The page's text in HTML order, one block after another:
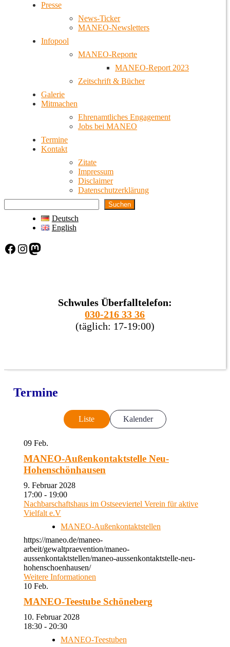
Presse
News-Ticker
MANEO-Newsletters
Infopool
MANEO-Reporte
MANEO-Report 2023
Zeitschrift & Bücher
Galerie
Mitmachen
Ehrenamtliches Engagement
Jobs bei MANEO
Termine
Kontakt
Zitate
Impressum
Disclaimer
Datenschutzerklärung
Suchen
Deutsch
English
Facebook Instagram Mastodon
Schwules Überfalltelefon:
030-216 33 36
(täglich: 17-19:00)
Termine
Liste Kalender
09 Feb.
MANEO-Außenkontaktstelle Neu-
Hohenschönhausen
9. Februar 2028
17:00 - 19:00
Nachbarschaftshaus im Ostseeviertel Verein für aktive
Vielfalt e.V
MANEO-Außenkontaktstellen
https://maneo.de/maneo-
arbeit/gewaltpraevention/maneo-
aussenkontaktstellen/maneo-aussenkontaktstelle-neu-
hohenschoenhausen/
Weitere Informationen
10 Feb.
MANEO-Teestube Schöneberg
10. Februar 2028
18:30 - 20:30
MANEO-Teestuben